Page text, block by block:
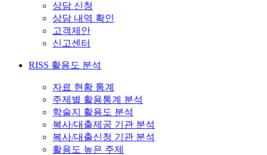
상담 신청
상담 내역 확인
고객제안
신고센터
RISS 활용도 분석
자료 현황 통계
주제별 활용통계 분석
학술지 활용도 분석
복사/대출제공 기관 분석
복사/대출신청 기관 분석
활용도 높은 주제